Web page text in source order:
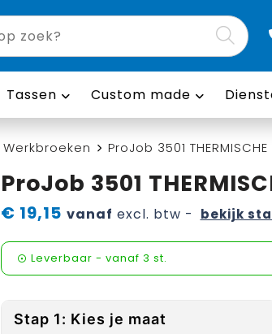
Tassen Custom made
Werkbroeken ProJob 3501 THERMISCHE
ProJob 3501
€ 19,15 vanaf excl. btw - bekijk
Leverbaar - vanaf 3 st.
Stap 1: Kies je maat